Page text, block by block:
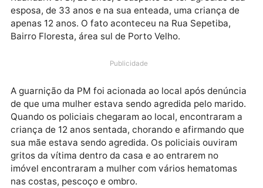
esposa, de 33 anos e na sua enteada, uma criança
Bairro Floresta, área sul de Porto Velho.
Publicidade
A guarnição da PM foi acionada ao local após
de que uma mulher estava sendo agredida pelo
Quando os policiais chegaram ao local, encontraram